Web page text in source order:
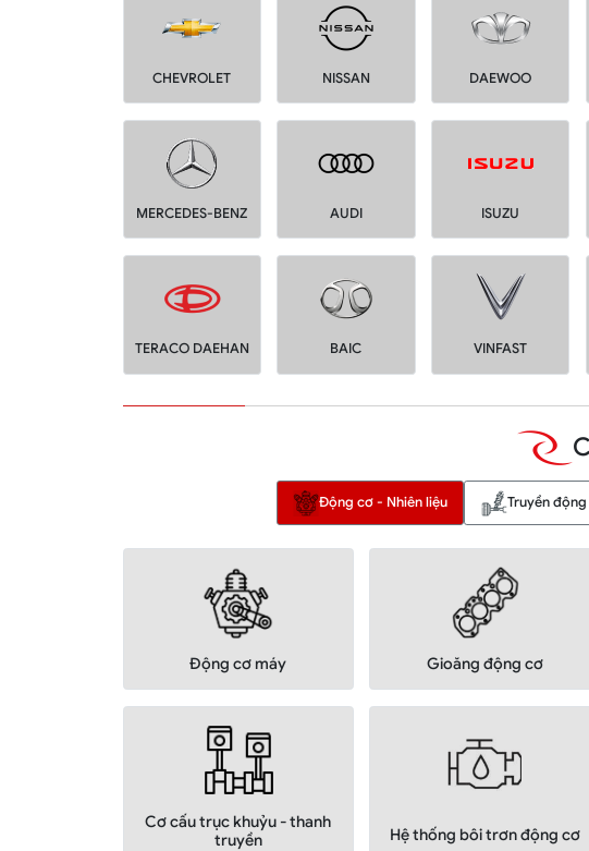
CHEVROLET NISSAN DAEWOO
MERCEDES-BENZ AUDI ISUZU
TERACO DAEHAN BAIC VINFAST
Động cơ - Nhiên liệu Truyền
Động cơ máy Gioăng động cơ
Cơ cấu trục khuỷu - thanh
truyền
Hệ thống bôi trơn động cơ